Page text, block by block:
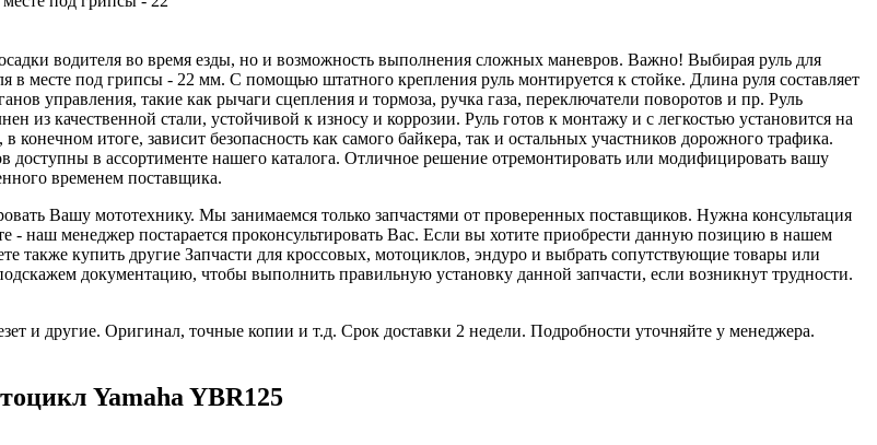
водителя во время езды, но и возможность выполнения сложных маневров. Важно! Выбирая руль для
в месте под грипсы - 22 мм. С помощью штатного крепления руль монтируется к стойке. Длина руля составляет
управления, такие как рычаги сцепления и тормоза, ручка газа, переключатели поворотов и пр. Руль
из качественной стали, устойчивой к износу и коррозии. Руль готов к монтажу и с легкостью установится на
итоге, зависит безопасность как самого байкера, так и остальных участников дорожного трафика.
доступны в ассортименте нашего каталога. Отличное решение отремонтировать или модифицировать вашу
временем поставщика.
Вашу мототехнику. Мы занимаемся только запчастями от проверенных поставщиков. Нужна консультация
- наш менеджер постарается проконсультировать Вас. Если вы хотите приобрести данную позицию в нашем
также купить другие Запчасти для кроссовых, мотоциклов, эндуро и выбрать сопутствующие товары или
документацию, чтобы выполнить правильную установку данной запчасти, если возникнут трудности.
и другие. Оригинал, точные копии и т.д. Срок доставки 2 недели. Подробности уточняйте у менеджера.
Yamaha YBR125